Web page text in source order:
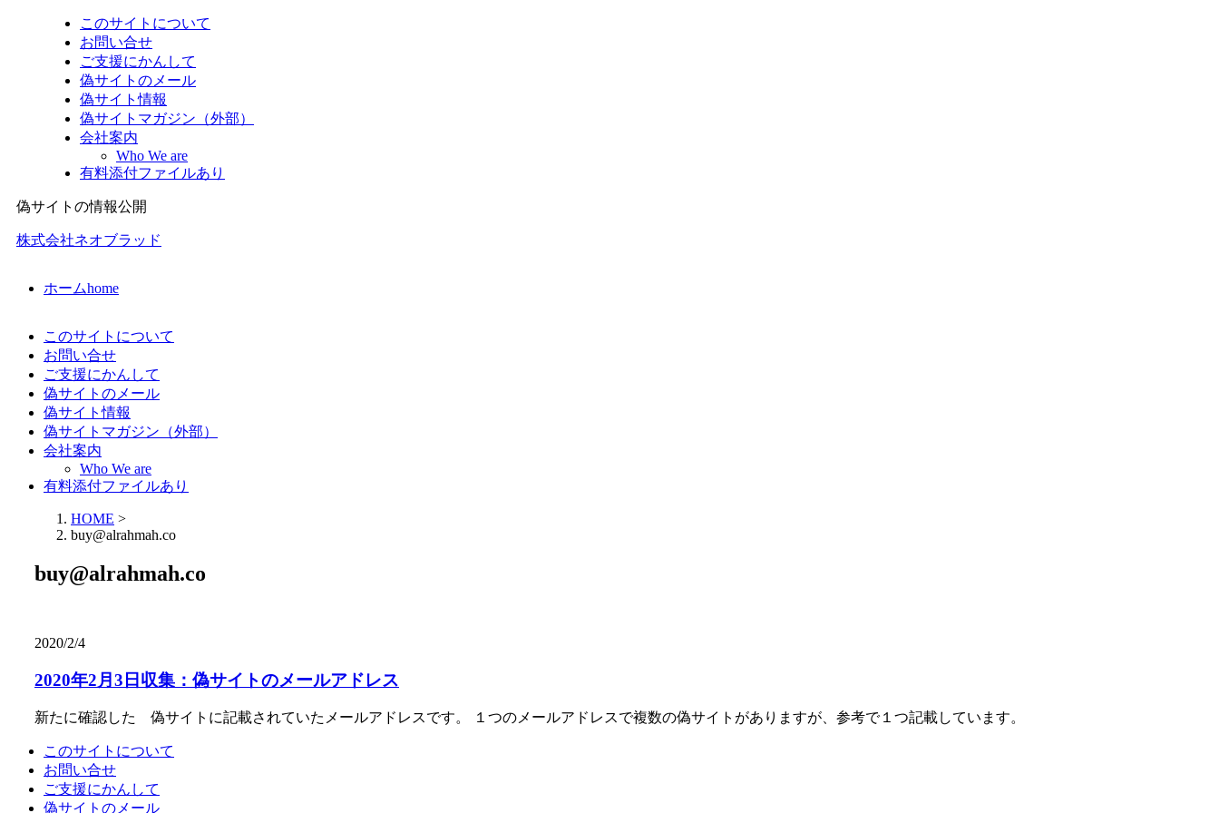
このサイトについて
お問い合せ
ご支援にかんして
偽サイトのメール
偽サイト情報
偽サイトマガジン（外部）
会社案内
Who We are
有料添付ファイルあり
偽サイトの情報公開
株式会社ネオブラッド
ホームhome
このサイトについて
お問い合せ
ご支援にかんして
偽サイトのメール
偽サイト情報
偽サイトマガジン（外部）
会社案内
Who We are
有料添付ファイルあり
HOME >
buy@alrahmah.co
buy@alrahmah.co
2020/2/4
2020年2月3日収集：偽サイトのメールアドレス
新たに確認した 偽サイトに記載されていたメールアドレスです。 １つのメールアドレスで複数の偽サイトがありますが、参考で１つ記載しています。
このサイトについて
お問い合せ
ご支援にかんして
偽サイトのメール